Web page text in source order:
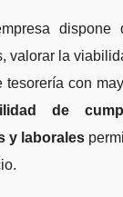
dispone
valorar la
tesorería con
de
y laborales